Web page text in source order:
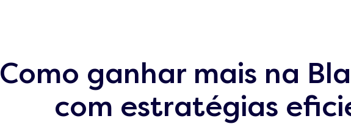
Como ganhar mais na
com estratégias